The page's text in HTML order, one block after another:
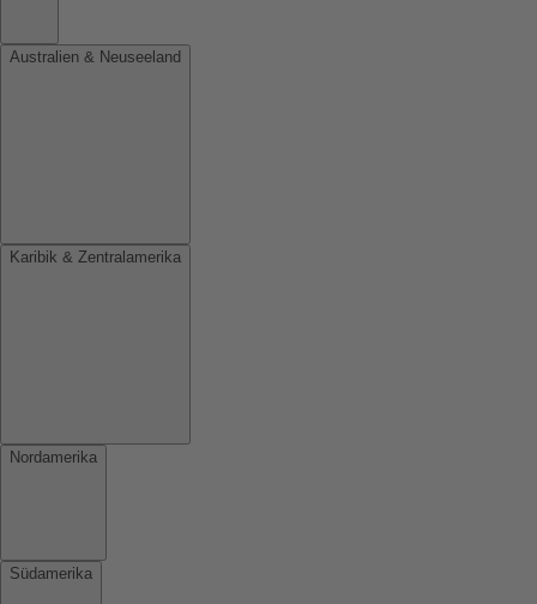
Australien & Neuseeland
Karibik & Zentralamerika
Nordamerika
Südamerika